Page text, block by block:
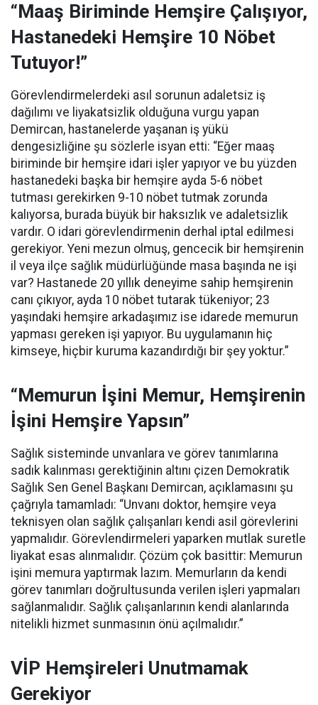
“Maaş Biriminde Hemşire Çalışıyor,
Hastanedeki Hemşire 10 Nöbet
Tutuyor!”
Görevlendirmelerdeki asıl sorunun adaletsiz iş
dağılımı ve liyakatsizlik olduğuna vurgu yapan
Demircan, hastanelerde yaşanan iş yükü
dengesizliğine şu sözlerle isyan etti: “Eğer maaş
biriminde bir hemşire idari işler yapıyor ve bu yüzden
hastanedeki başka bir hemşire ayda 5-6 nöbet
tutması gerekirken 9-10 nöbet tutmak zorunda
kalıyorsa, burada büyük bir haksızlık ve adaletsizlik
vardır. O idari görevlendirmenin derhal iptal edilmesi
gerekiyor. Yeni mezun olmuş, gencecik bir hemşirenin
il veya ilçe sağlık müdürlüğünde masa başında ne işi
var? Hastanede 20 yıllık deneyime sahip hemşirenin
canı çıkıyor, ayda 10 nöbet tutarak tükeniyor; 23
yaşındaki hemşire arkadaşımız ise idarede memurun
yapması gereken işi yapıyor. Bu uygulamanın hiç
kimseye, hiçbir kuruma kazandırdığı bir şey yoktur.”
“Memurun İşini Memur, Hemşirenin
İşini Hemşire Yapsın”
Sağlık sisteminde unvanlara ve görev tanımlarına
sadık kalınması gerektiğinin altını çizen Demokratik
Sağlık Sen Genel Başkanı Demircan, açıklamasını şu
çağrıyla tamamladı: “Unvanı doktor, hemşire veya
teknisyen olan sağlık çalışanları kendi asil görevlerini
yapmalıdır. Görevlendirmeleri yaparken mutlak suretle
liyakat esas alınmalıdır. Çözüm çok basittir: Memurun
işini memura yaptırmak lazım. Memurların da kendi
görev tanımları doğrultusunda verilen işleri yapmaları
sağlanmalıdır. Sağlık çalışanlarının kendi alanlarında
nitelikli hizmet sunmasının önü açılmalıdır.”
VİP Hemşireleri Unutmamak
Gerekiyor